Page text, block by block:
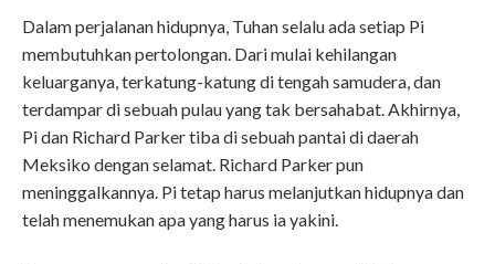
Dalam perjalanan hidupnya, Tuhan selalu ada setiap Pi
membutuhkan pertolongan. Dari mulai kehilangan
keluarganya, terkatung-katung di tengah samudera, dan
terdampar di sebuah pulau yang tak bersahabat. Akhirnya,
Pi dan Richard Parker tiba di sebuah pantai di daerah
Meksiko dengan selamat. Richard Parker pun
meninggalkannya. Pi tetap harus melanjutkan hidupnya dan
telah menemukan apa yang harus ia yakini.